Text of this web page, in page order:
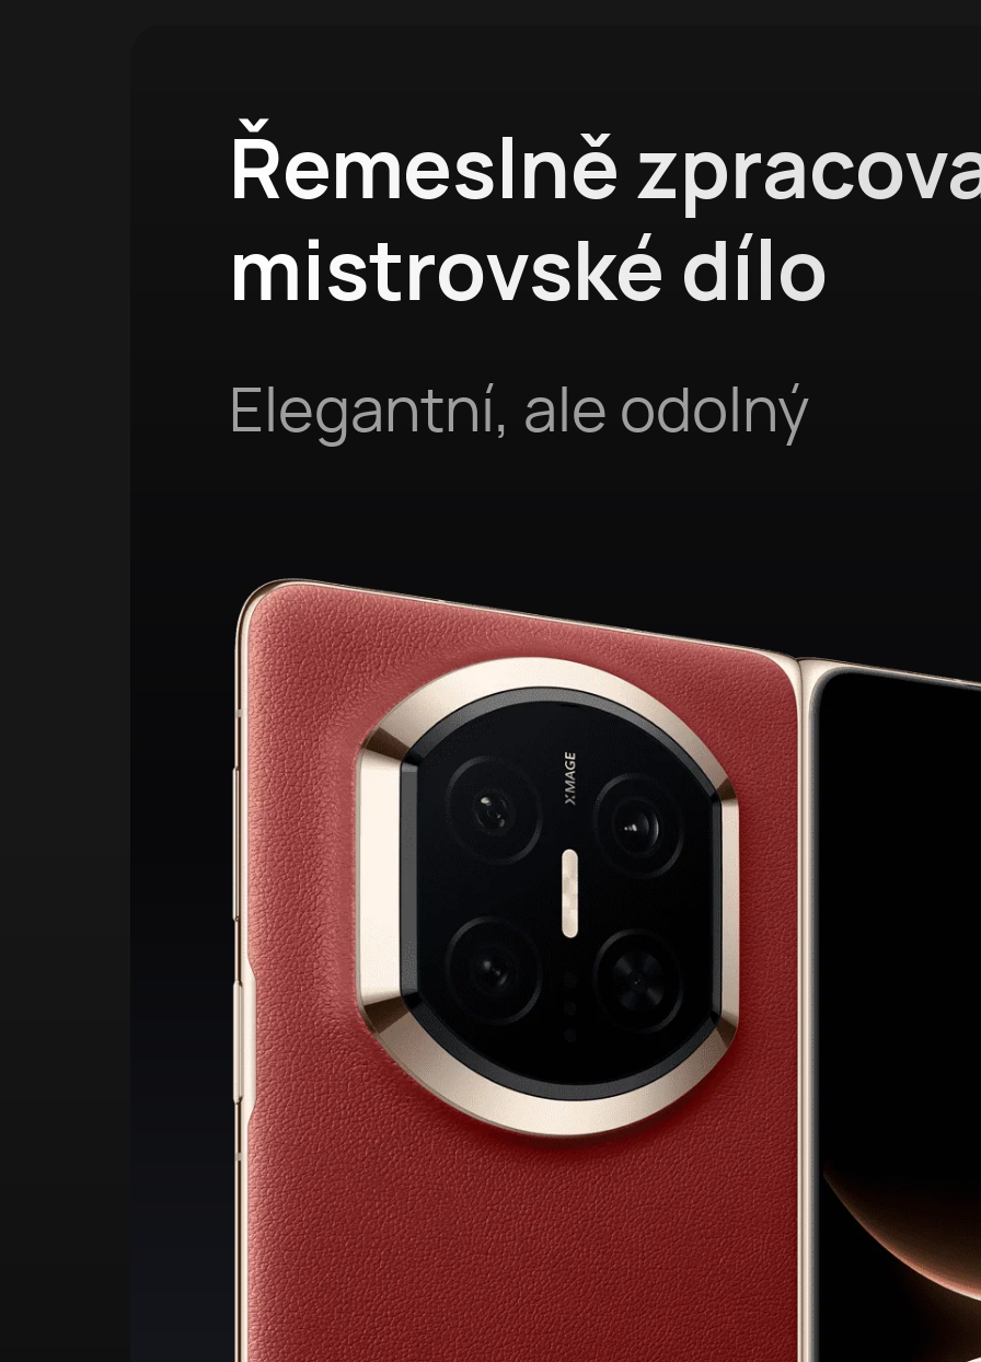
Řemeslně
mistrovské dílo
Elegantní, ale odolný